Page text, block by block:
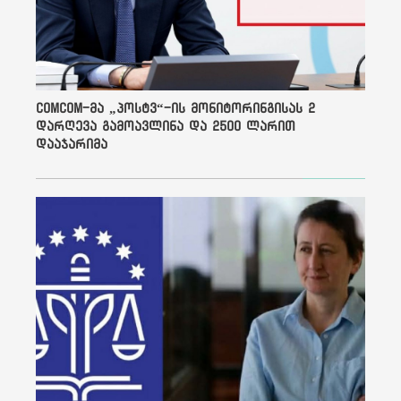
განადგურებას ისახავს
მიზნად, მათი წესების
მიღებასა და
დამორჩილებას აზრი არ
აქვს, რადგან ის მაინც
გაგანადგურებს.
დღეს ჩვენ რუსეთის
„ომამდე“ მდგომარეობაში
საერთაშორისო გრანტების
მიღება აგვიკრძალეს, რაც
მედიის მიუკერძოებლობისა
და დამოუკიდებლობის
გარანტი იყო, კითხვებზე
პასუხს არ გვცემენ და ჩვენ
სრულ მარგინალიზებას
ცდილობენ, ტროტუარზე
დგომისთვის
გვაპატიმრებენ, სოციალურ
ქსელში განწირული
„ყვირილის“ გამო დაჭერით
გვემუქრებიან. მიიღეს
რუსული კანონი, ე.წ. FARA,
ComCom-მა „პოსტვ“-ის მონიტორინგისას 2
დარღევა გამოავლინა და 2500 ლარით
დააჯარიმა